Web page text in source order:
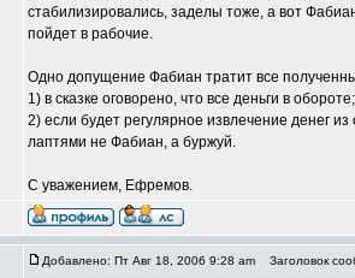
стабилизировались, заделы тоже, а вот
пойдет в рабочие.
Одно допущение Фабиан тратит все
1) в сказке оговорено, что все деньги в обороте;
2) если будет регулярное извлечение денег
лаптями не Фабиан, а буржуй.
С уважением, Ефремов.
Добавлено: Пт Авг 18, 2006 9:28 am Заголовок